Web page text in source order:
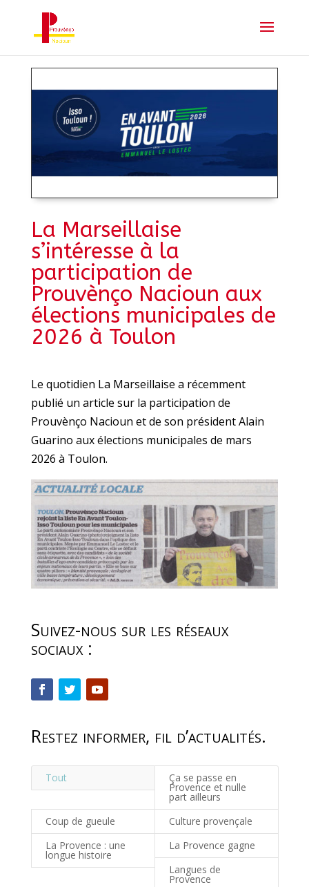
La Marseillaise
s’intéresse à la
participation de
Prouvènço Nacioun aux
élections municipales de
2026 à Toulon
Le quotidien La Marseillaise a récemment
publié un article sur la participation de
Prouvènço Nacioun et de son président Alain
Guarino aux élections municipales de mars
2026 à Toulon.
Suivez-nous sur les réseaux
sociaux :
Restez informer, fil d’actualités.
Tout Ça se passe en
Provence et nulle
part ailleurs
Coup de gueule
Culture provençale
La Provence : une
longue histoire
La Provence gagne
Langues de
Provence